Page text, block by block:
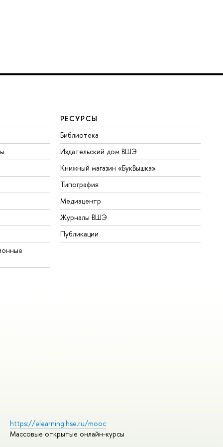
РЕСУРСЫ
Библиотека
Издательский дом ВШЭ
Книжный магазин «БукВышка»
Типография
Медиацентр
Журналы ВШЭ
Публикации
https://elearning.hse.ru/mooc
Массовые открытые онлайн-курсы